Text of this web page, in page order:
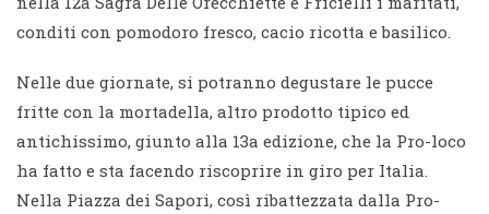
conditi con pomodoro fresco, cacio ricotta e basilico.
Nelle due giornate, si potranno degustare le pucce
fritte con la mortadella, altro prodotto tipico ed
antichissimo, giunto alla 13a edizione, che la Pro-loco
ha fatto e sta facendo riscoprire in giro per Italia.
Nella Piazza dei Sapori, così ribattezzata dalla Pro-